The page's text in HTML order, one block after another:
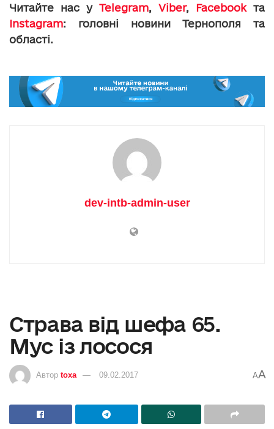
Читайте нас у Telegram, Viber, Facebookта
Instagram: головні новини Тернополя та
області.
dev-intb-admin-user
Страва від шефа 65.
Мус із лосося
Автор toxa 09.02.2017 AA